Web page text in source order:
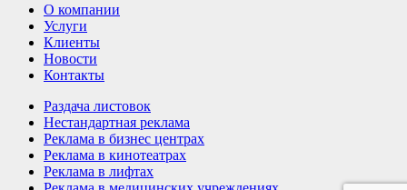
О компании
Услуги
Клиенты
Новости
Контакты
Раздача листовок
Нестандартная реклама
Реклама в бизнес центрах
Реклама в кинотеатрах
Реклама в лифтах